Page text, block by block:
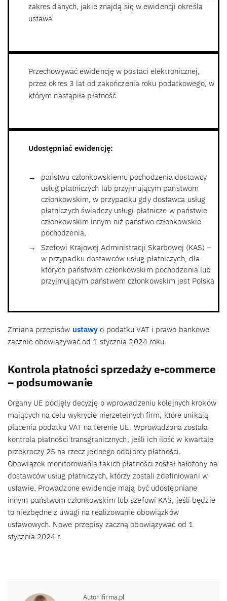
zakres danych, jakie znajdą się w ewidencji określa
ustawa
Przechowywać ewidencję w postaci elektronicznej,
przez okres 3 lat od zakończenia roku podatkowego, w
którym nastąpiła płatność
Udostępniać ewidencję:
państwu członkowskiemu pochodzenia dostawcy
usług płatniczych lub przyjmującym państwom
członkowskim, w przypadku gdy dostawca usług
płatniczych świadczy usługi płatnicze w państwie
członkowskim innym niż państwo członkowskie
pochodzenia,
Szefowi Krajowej Administracji Skarbowej (KAS) –
w przypadku dostawców usług płatniczych, dla
których państwem członkowskim pochodzenia lub
przyjmującym państwem członkowskim jest Polska
Zmiana przepisów ustawy o podatku VAT i prawo bankowe
zacznie obowiązywać od 1 stycznia 2024 roku.
Kontrola płatności sprzedaży e-commerce
– podsumowanie
Organy UE podjęły decyzję o wprowadzeniu kolejnych kroków
mających na celu wykrycie nierzetelnych firm, które unikają
płacenia podatku VAT na terenie UE. Wprowadzona została
kontrola płatności transgranicznych, jeśli ich ilość w kwartale
przekroczy 25 na rzecz jednego odbiorcy płatności.
Obowiązek monitorowania takich płatności został nałożony na
dostawców usług płatniczych, którzy zostali zdefiniowani w
ustawie. Prowadzone ewidencje mają być udostępniane
innym państwom członkowskim lub szefowi KAS, jeśli będzie
to niezbędne z uwagi na realizowanie obowiązków
ustawowych. Nowe przepisy zaczną obowiązywać od 1
stycznia 2024 r.
Autor ifirma.pl